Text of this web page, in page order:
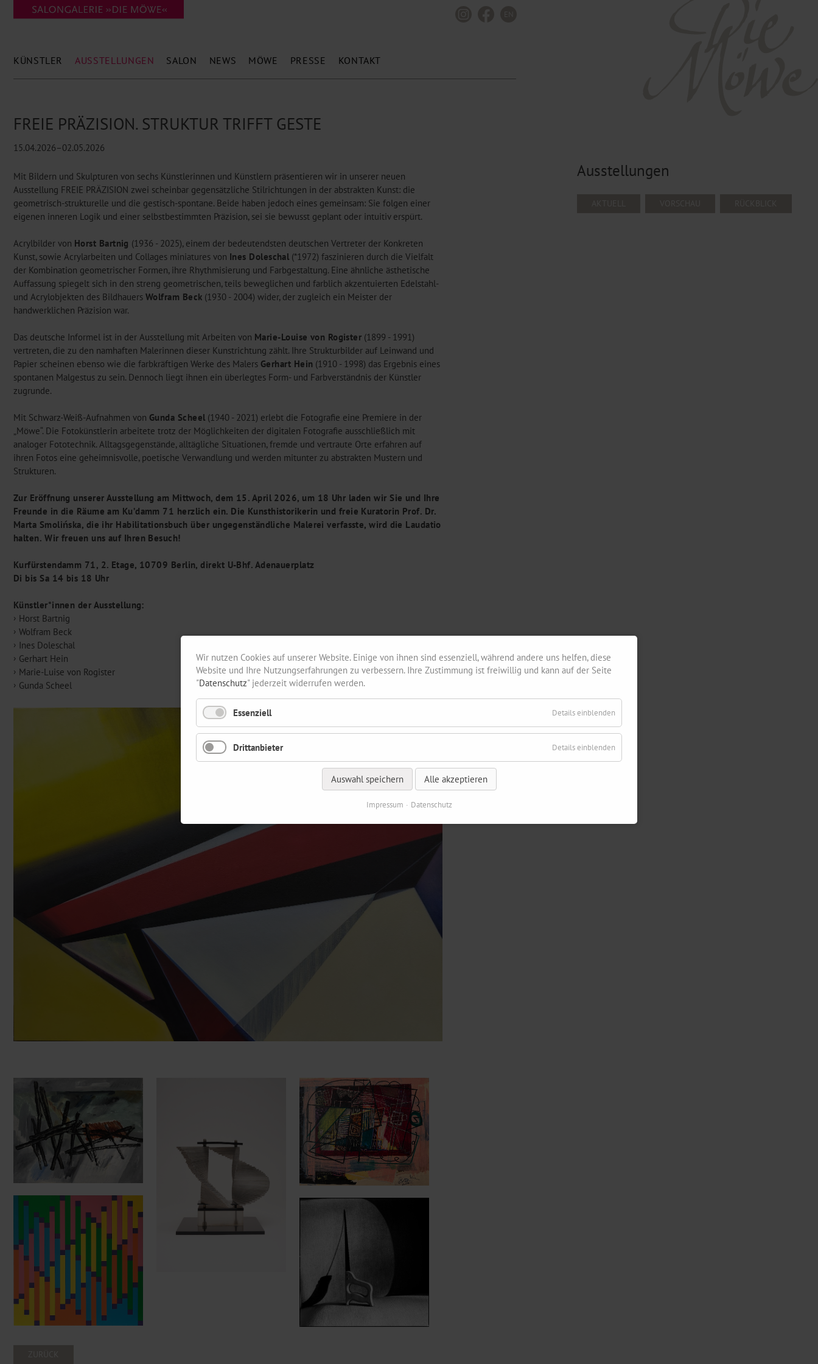
KÜNSTLER AUSSTELLUNGEN SALON NEWS MÖWE PRESSE KONTAKT
Ausstellungen
FREIE PRÄZISION. STRUKTUR TRIFFT GESTE
15.04.2026–02.05.2026
Mit Bildern und Skulpturen von sechs Künstlerinnen und Künstlern präsentieren wir in unserer neuen
Ausstellung FREIE PRÄZISION zwei scheinbar gegensätzliche Stilrichtungen in der abstrakten Kunst: die
geometrisch-strukturelle und die gestisch-spontane. Beide haben jedoch eines gemeinsam: Sie folgen einer
eigenen inneren Logik und einer selbstbestimmten Präzision, sei sie bewusst geplant oder intuitiv erspürt.
Acrylbilder von Horst Bartnig (1936 - 2025), einem der bedeutendsten deutschen Vertreter der Konkreten
Kunst, sowie Acrylarbeiten und Collages miniatures von Ines Doleschal (*1972) faszinieren durch die Vielfalt
der Kombination geometrischer Formen, ihre Rhythmisierung und Farbgestaltung. Eine ähnliche ästhetische
Auffassung spiegelt sich in den streng geometrischen, teils beweglichen und farblich akzentuierten Edelstahl-
und Acrylobjekten des Bildhauers Wolfram Beck (1930 - 2004) wider, der zugleich ein Meister der
handwerklichen Präzision war.
Das deutsche Informel ist in der Ausstellung mit Arbeiten von Marie-Louise von Rogister (1899 - 1991)
vertreten, die zu den namhaften Malerinnen dieser Kunstrichtung zählt. Ihre Strukturbilder auf Leinwand und
Papier scheinen ebenso wie die farbkräftigen Werke des Malers Gerhart Hein (1910 - 1998) das Ergebnis eines
spontanen Malgestus zu sein. Dennoch liegt ihnen ein überlegtes Form- und Farbverständnis der Künstler
zugrunde.
Mit Schwarz-Weiß-Aufnahmen von Gunda Scheel (1940 - 2021) erlebt die Fotografie eine Premiere in der
„Möwe“. Die Fotokünstlerin arbeitete trotz der Möglichkeiten der digitalen Fotografie ausschließlich mit
analoger Fototechnik. Alltagsgegenstände, alltägliche Situationen, fremde und vertraute Orte erfahren auf
ihren Fotos eine geheimnisvolle, poetische Verwandlung und werden mitunter zu abstrakten Mustern und
Strukturen.
Zur Eröffnung unserer Ausstellung am Mittwoch, dem 15. April 2026, um 18 Uhr laden wir Sie und Ihre
Freunde in die Räume am Ku’damm 71 herzlich ein. Die Kunsthistorikerin und freie Kuratorin Prof. Dr.
Marta Smolińska, die ihr Habilitationsbuch über ungegenständliche Malerei verfasste, wird die Laudatio
halten. Wir freuen uns auf Ihren Besuch!
Kurfürstendamm 71, 2. Etage, 10709 Berlin, direkt U-Bhf. Adenauerplatz
Di bis Sa 14 bis 18 Uhr
Künstler*innen der Ausstellung:
Horst Bartnig
Wolfram Beck
Ines Doleschal
Gerhart Hein
Marie-Luise von Rogister
Gunda Scheel
Wir nutzen Cookies auf unserer Website. Einige von ihnen sind essenziell, während andere uns helfen, diese
Website und Ihre Nutzungserfahrungen zu verbessern. Ihre Zustimmung ist freiwillig und kann auf der Seite
"Datenschutz" jederzeit widerrufen werden.
Essenziell Details einblenden
Drittanbieter Details einblenden
Auswahl speichern Alle akzeptieren
Impressum Datenschutz